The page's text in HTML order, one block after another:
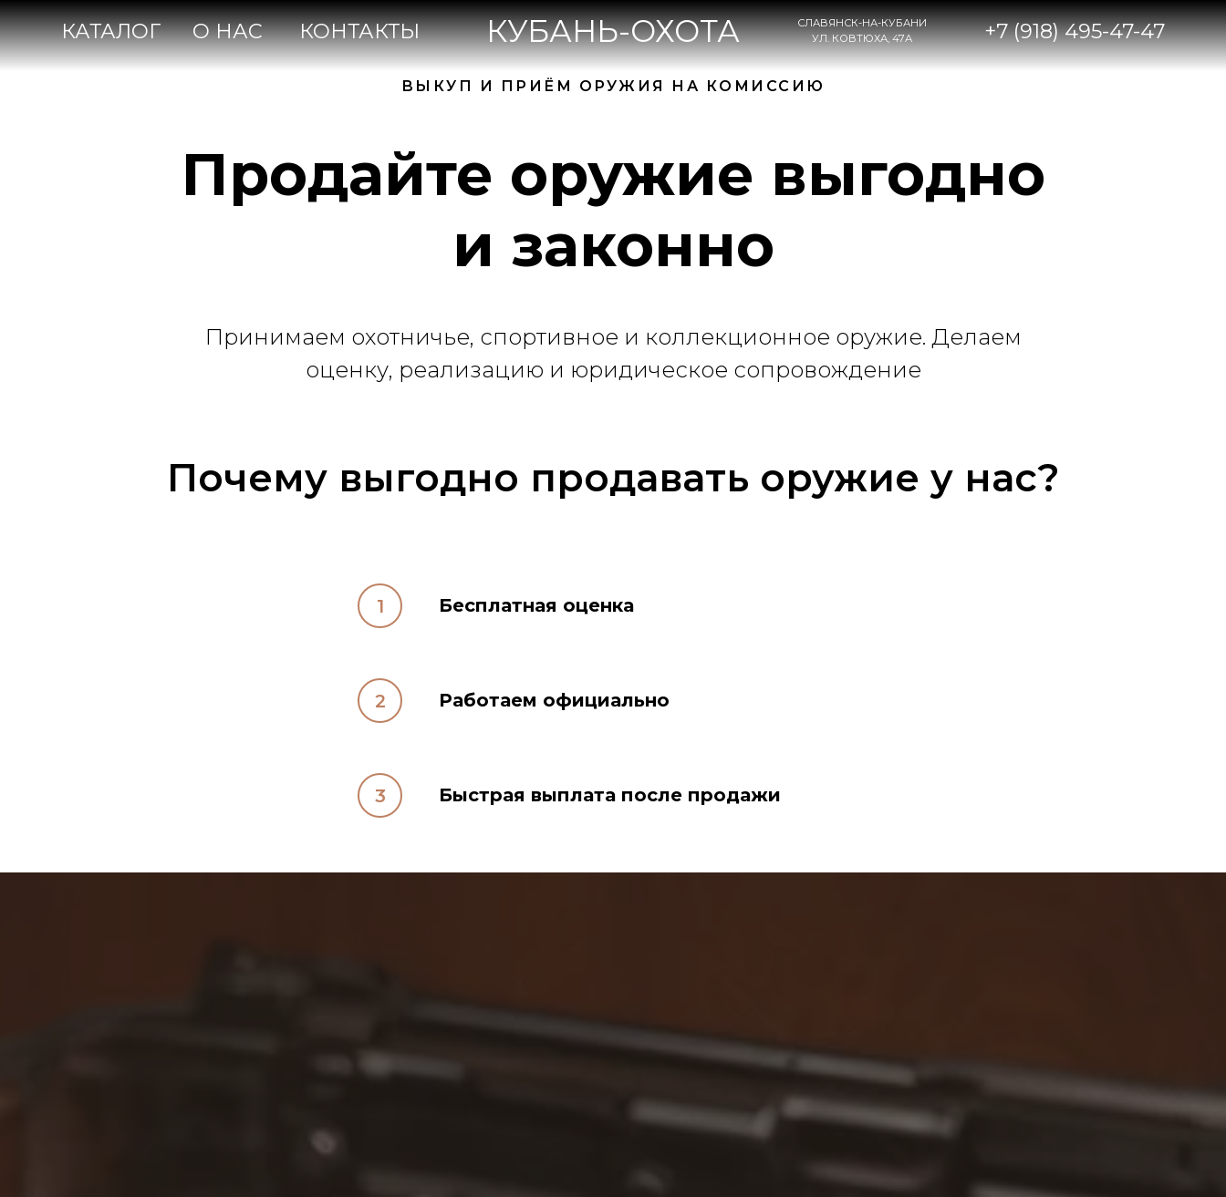
КУБАНЬ-ОХОТА
КАТАЛОГ О НАС КОНТАКТЫ +7 (918) 495-47-47
СЛАВЯНСК-НА-КУБАНИ
УЛ. КОВТЮХА, 47А
ВЫКУП И ПРИЁМ ОРУЖИЯ НА КОМИССИЮ
Продайте оружие выгодно
и законно
Принимаем охотничье, спортивное и коллекционное оружие. Делаем
оценку, реализацию и юридическое сопровождение
Почему выгодно продавать оружие у нас?
Бесплатная оценка
Работаем официально
Быстрая выплата после продажи